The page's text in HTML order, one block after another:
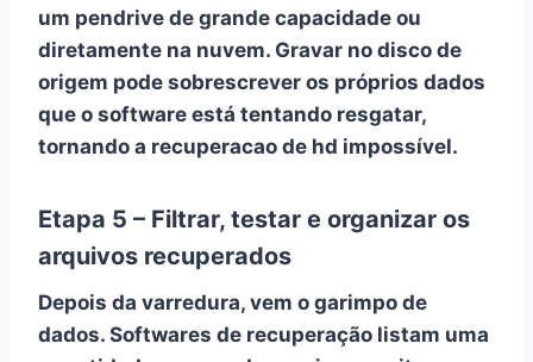
um pendrive de grande capacidade ou
diretamente na nuvem. Gravar no disco de
origem pode sobrescrever os próprios dados
que o software está tentando resgatar,
tornando a recuperacao de hd impossível.
Etapa 5 – Filtrar, testar e organizar os
arquivos recuperados
Depois da varredura, vem o garimpo de
dados. Softwares de recuperação listam uma